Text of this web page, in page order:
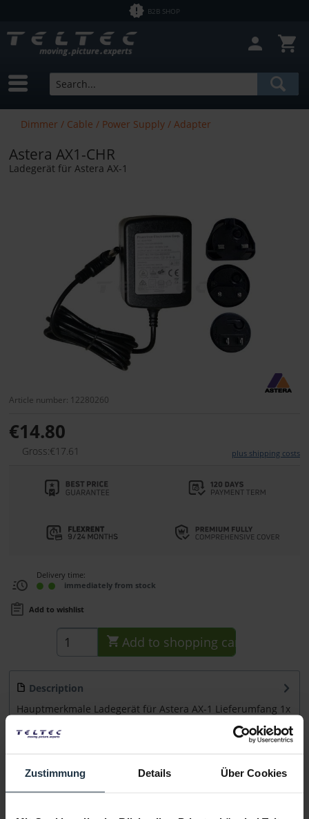
Zustimmung Details Über Cookies
B2B SHOP
Dimmer / Cable / Power Supply / Adapter
Astera AX1-CHR
Ladegerät für Astera AX-1
Article number: 12280260
€14.80
Gross:€17.61 plus shipping costs
Delivery time:
immediately from stock
Add to wishlist
Add to shopping cart
Description
Hauptmerkmale Ladegerät für Astera AX-1 Lieferumfang 1x